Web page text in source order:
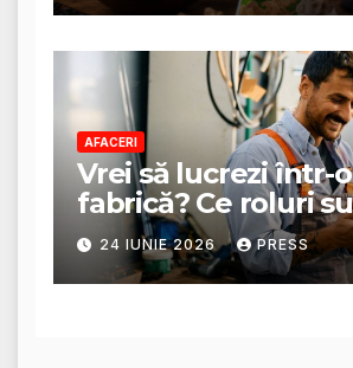
AFACERI
Vrei să lucrezi într-o
fabrică? Ce roluri
disponibile și ce
acestea
24 IUNIE 2026 PRESS